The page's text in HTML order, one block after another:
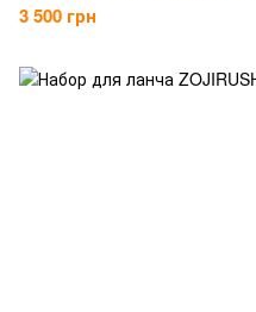
3 500 грн